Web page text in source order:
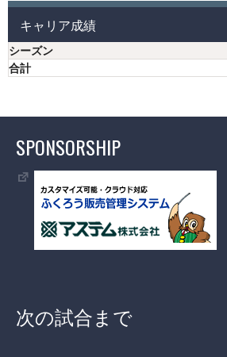
キャリア成績
シーズン
合計
SPONSORSHIP
次の試合まで